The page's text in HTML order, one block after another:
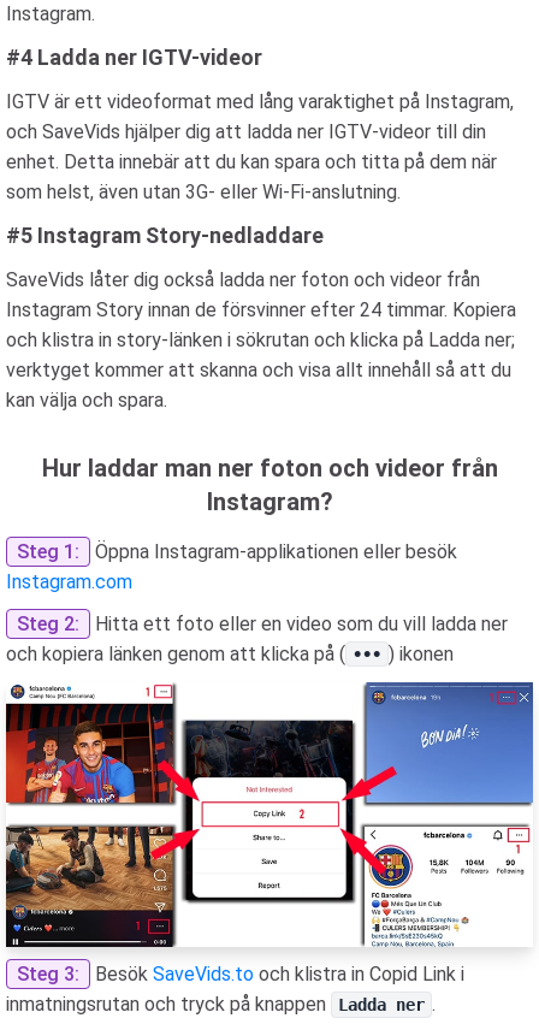
Instagram.
#4 Ladda ner IGTV-videor
IGTV är ett videoformat med lång varaktighet på Instagram,
och SaveVids hjälper dig att ladda ner IGTV-videor till din
enhet. Detta innebär att du kan spara och titta på dem när
som helst, även utan 3G- eller Wi-Fi-anslutning.
#5 Instagram Story-nedladdare
SaveVids låter dig också ladda ner foton och videor från
Instagram Story innan de försvinner efter 24 timmar. Kopiera
och klistra in story-länken i sökrutan och klicka på Ladda ner;
verktyget kommer att skanna och visa allt innehåll så att du
kan välja och spara.
Hur laddar man ner foton och videor från
Instagram?
Steg 1:
Öppna Instagram-applikationen eller besök
Instagram.com
Steg 2:
Hitta ett foto eller en video som du vill ladda ner
och kopiera länken genom att klicka på ( ••• ) ikonen
Steg 3: Besök SaveVids.to och klistra in Copid Link i
inmatningsrutan och tryck på knappen
Ladda ner .